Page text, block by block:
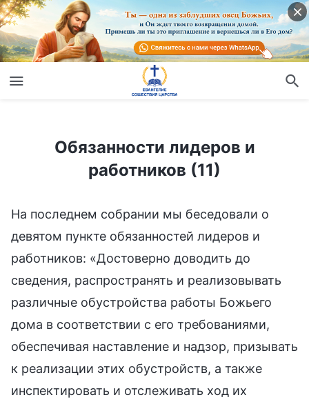
Обязанности лидеров и работников (11)
Обязанности лидеров и
работников (11)
На последнем собрании мы беседовали о
девятом пункте обязанностей лидеров и
работников: «Достоверно доводить до
сведения, распространять и реализовывать
различные обустройства работы Божьего
дома в соответствии с его требованиями,
обеспечивая наставление и надзор, призывать
к реализации этих обустройств, а также
инспектировать и отслеживать ход их